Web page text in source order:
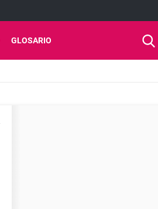
GLOSARIO